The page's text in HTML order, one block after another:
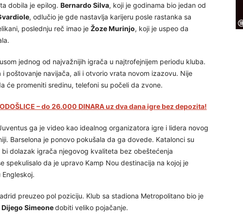
dobila je epilog. Bernardo Silva, koji je godinama bio jedan od
, odlučio je gde nastavlja karijeru posle rastanka sa
poslednju reč imao je Žoze Murinjo, koji je uspeo da
jednog od najvažnijih igrača u najtrofejnijem periodu kluba.
poštovanje navijača, ali i otvorio vrata novom izazovu. Nije
će promeniti sredinu, telefoni su počeli da zvone.
– do 26.000 DINARA uz dva dana igre bez depozita!
ga je video kao idealnog organizatora igre i lidera novog
Barselona je ponovo pokušala da ga dovede. Katalonci su
dolazak igrača njegovog kvaliteta bez obeštećenja
spekulisalo da je upravo Kamp Nou destinacija na kojoj je
preuzeo pol poziciju. Klub sa stadiona Metropolitano bio je
Dijego Simeonedobiti veliko pojačanje.